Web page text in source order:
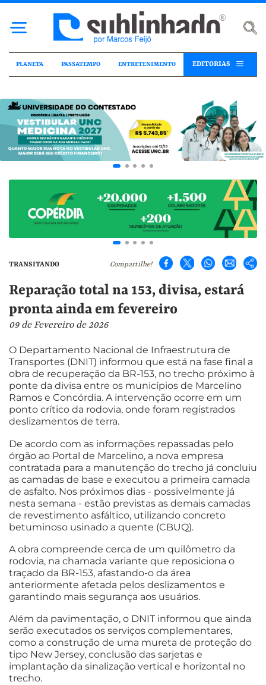
PLANETA PASSATEMPO ENTRETENIMENTO EDITORIAS
TRANSITANDO Compartilhe!
Reparação total na 153, divisa, estará
pronta ainda em fevereiro
09 de Fevereiro de 2026
O Departamento Nacional de Infraestrutura de
Transportes (DNIT) informou que está na fase final a
obra de recuperação da BR-153, no trecho próximo à
ponte da divisa entre os municípios de Marcelino
Ramos e Concórdia. A intervenção ocorre em um
ponto crítico da rodovia, onde foram registrados
deslizamentos de terra.
De acordo com as informações repassadas pelo
órgão ao Portal de Marcelino, a nova empresa
contratada para a manutenção do trecho já concluiu
as camadas de base e executou a primeira camada
de asfalto. Nos próximos dias - possivelmente já
nesta semana - estão previstas as demais camadas
de revestimento asfáltico, utilizando concreto
betuminoso usinado a quente (CBUQ).
A obra compreende cerca de um quilômetro da
rodovia, na chamada variante que reposiciona o
traçado da BR-153, afastando-o da área
anteriormente afetada pelos deslizamentos e
garantindo mais segurança aos usuários.
Além da pavimentação, o DNIT informou que ainda
serão executados os serviços complementares,
como a construção de uma mureta de proteção do
tipo New Jersey, conclusão das sarjetas e
implantação da sinalização vertical e horizontal no
trecho.